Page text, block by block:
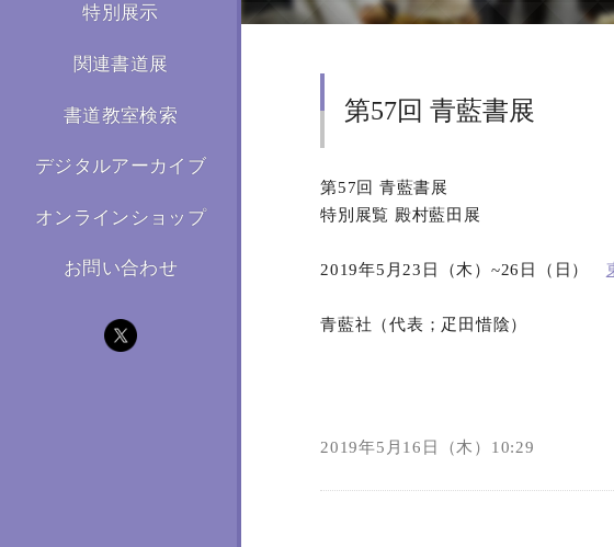
特別展示
関連書道展
書道教室検索
デジタルアーカイブ
オンラインショップ
お問い合わせ
第57回 青藍書展
第57回 青藍書展
特別展覧 殿村藍田展
2019年5月23日（木）~26日（日）
青藍社（代表；疋田惜陰）
2019年5月16日（木）10:29